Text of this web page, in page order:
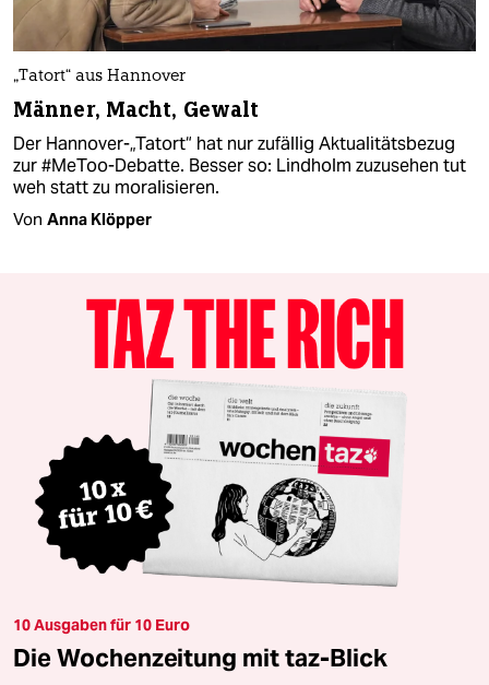
„Tatort“ aus Hannover
Männer, Macht, Gewalt
Der Hannover-„Tatort“ hat nur zufällig Aktualitätsbezug
zur #MeToo-Debatte. Besser so: Lindholm zuzusehen tut
weh statt zu moralisieren.
Von Anna Klöpper
10 Ausgaben für 10 Euro
Die Wochenzeitung mit taz-Blick